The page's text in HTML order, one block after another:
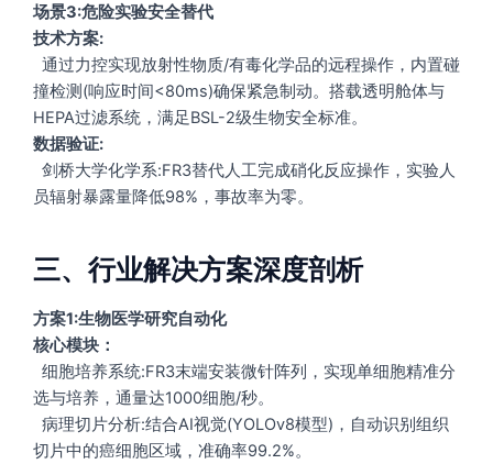
场景3:危险实验安全替代
技术方案:
通过力控实现放射性物质/有毒化学品的远程操作，内置碰
撞检测(响应时间<80ms)确保紧急制动。搭载透明舱体与
HEPA过滤系统，满足BSL-2级生物安全标准。
数据验证:
剑桥大学化学系:FR3替代人工完成硝化反应操作，实验人
员辐射暴露量降低98%，事故率为零。
三、行业解决方案深度剖析
方案1:生物医学研究自动化
核心模块：
细胞培养系统:FR3末端安装微针阵列，实现单细胞精准分
选与培养，通量达1000细胞/秒。
病理切片分析:结合AI视觉(YOLOv8模型)，自动识别组织
切片中的癌细胞区域，准确率99.2%。